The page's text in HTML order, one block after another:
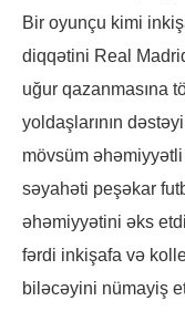
Bir oyunçu kimi
diqqətini Real
uğur qazanmasına
yoldaşlarının
mövsüm əhəmiyyətli
səyahəti peşəkar
əhəmiyyətini əks
fərdi inkişafa və
biləcəyini nümayiş